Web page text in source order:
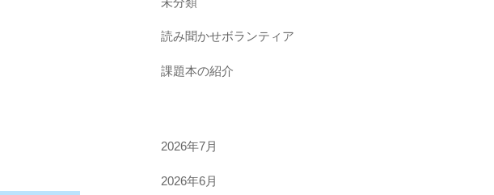
読み聞かせボランティア
課題本の紹介
2026年7月
2026年6月